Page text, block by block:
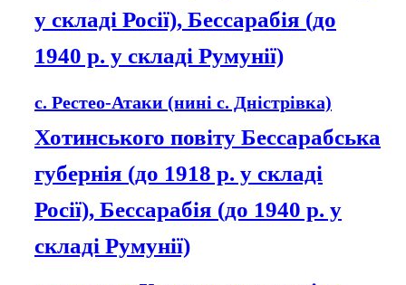
у складі Росії), Бессарабія (до
1940 р. у складі Румунії)
с. Рестео-Атаки (нині с. Дністрівка)
Хотинського повіту Бессарабська
губернія (до 1918 р. у складі
Росії), Бессарабія (до 1940 р. у
складі Румунії)